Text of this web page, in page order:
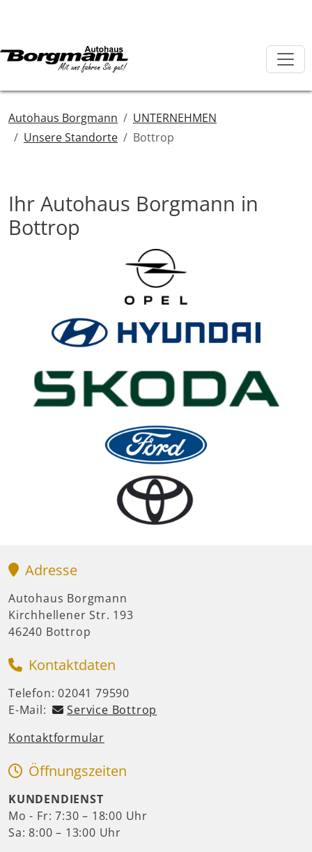
Autohaus Borgmann
UNTERNEHMEN
Unsere Standorte
Bottrop
Ihr Autohaus Borgmann in
Bottrop
Adresse
Autohaus Borgmann
Kirchhellener Str. 193
46240 Bottrop
Kontaktdaten
Telefon: 02041 79590
E-Mail:
Service Bottrop
Kontaktformular
Öffnungszeiten
KUNDENDIENST
Mo - Fr: 7:30 – 18:00 Uhr
Sa: 8:00 – 13:00 Uhr